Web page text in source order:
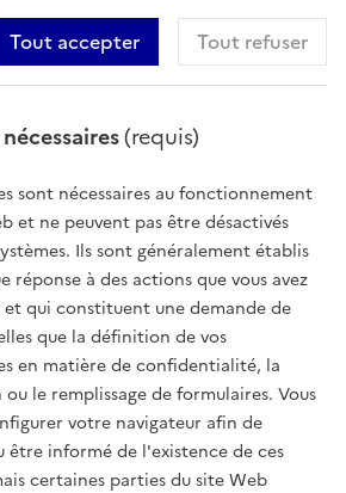
Tout accepter Tout refuser
(requis)
sont nécessaires au fonctionnement
et ne peuvent pas être désactivés
Ils sont généralement établis
réponse à des actions que vous avez
et qui constituent une demande de
que la définition de vos
en matière de confidentialité, la
le remplissage de formulaires. Vous
votre navigateur afin de
être informé de l'existence de ces
certaines parties du site Web
sauf en matière de prospection directe.
à tout moment auprès de nous vos
et de suppression des données à
des directives relatives à la conservation, à
de vos données après votre décès.
du site.
votre message
Haut de page